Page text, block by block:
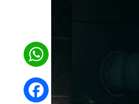
WhatsApp